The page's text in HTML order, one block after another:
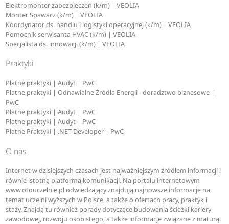
Elektromonter zabezpieczeń (k/m) | VEOLIA
Monter Spawacz (k/m) | VEOLIA
Koordynator ds. handlu i logistyki operacyjnej (k/m) | VEOLIA
Pomocnik serwisanta HVAC (k/m) | VEOLIA
Specjalista ds. innowacji (k/m) | VEOLIA
Praktyki
Płatne praktyki | Audyt | PwC
Płatne praktyki | Odnawialne Źródła Energii - doradztwo biznesowe |
PwC
Płatne praktyki | Audyt | PwC
Płatne praktyki | Audyt | PwC
Płatne Praktyki | .NET Developer | PwC
O nas
Internet w dzisiejszych czasach jest najważniejszym źródłem informacji i
równie istotną platformą komunikacji. Na portalu internetowym
www.otouczelnie.pl odwiedzający znajdują najnowsze informacje na
temat uczelni wyższych w Polsce, a także o ofertach pracy, praktyk i
staży. Znajdą tu również porady dotyczące budowania ścieżki kariery
zawodowej, rozwoju osobistego, a także informacje związane z maturą.